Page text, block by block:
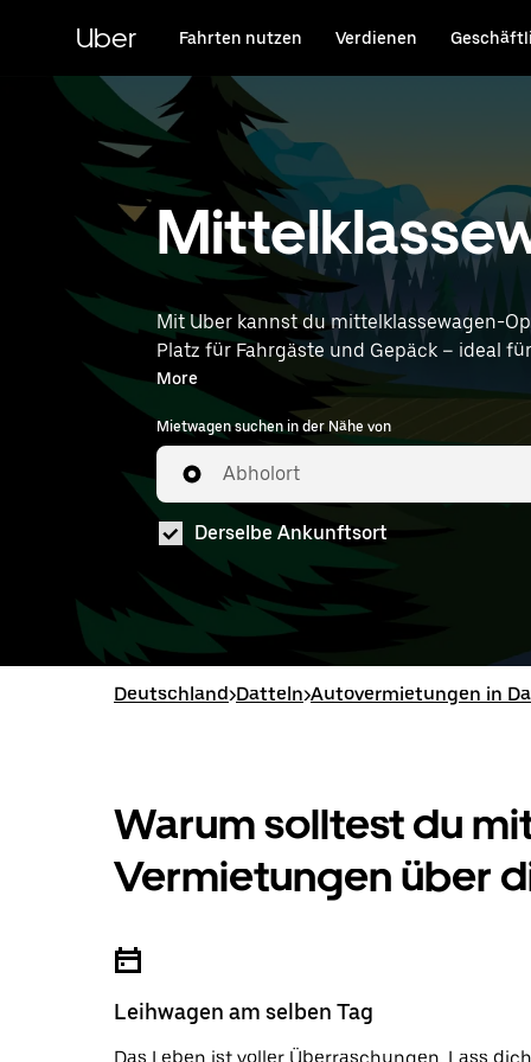
HauptinhaltUber Fahrten nutzen Verdienen
Mit Uber kannst du mittelklassewagen-
Platz für Fahrgäste und Gepäck – ideal für Pendelfahrten,
Dortmund Airport) ein, um
More
Mietwagen suchen in der Nähe von
Abholort
Derselbe Ankunftsort
Deutschland>Datteln>Autovermietungen in
Warum solltest du
Vermietungen über
Leihwagen am selben Tag